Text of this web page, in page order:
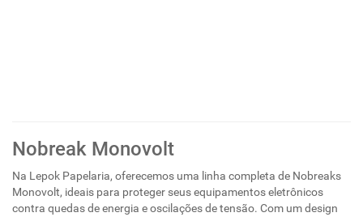
Nobreak Monovolt
Na Lepok Papelaria, oferecemos uma linha completa de Nobreaks
Monovolt, ideais para proteger seus equipamentos eletrônicos
contra quedas de energia e oscilações de tensão. Com um design